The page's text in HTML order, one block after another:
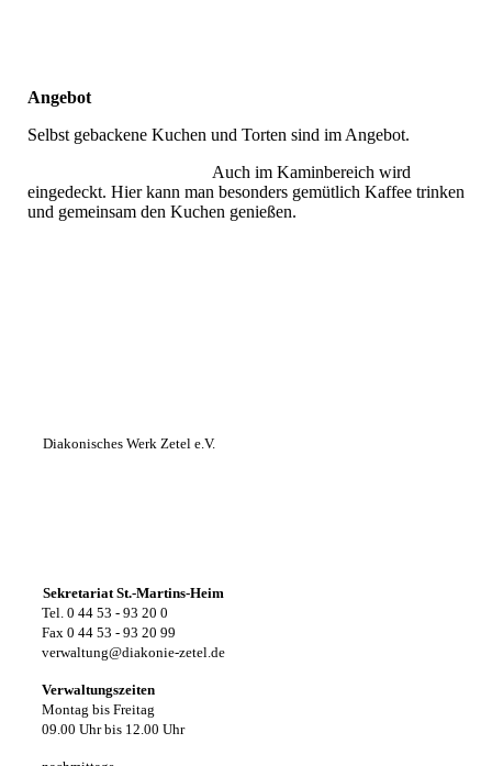
Angebot
Selbst gebackene Kuchen und Torten sind im Angebot.
Auch im Kaminbereich wird
eingedeckt. Hier kann man besonders gemütlich Kaffee trinken
und gemeinsam den Kuchen genießen.
Diakonisches Werk Zetel e.V.
Sekretariat St.-Martins-Heim
Tel. 0 44 53 - 93 20 0
Fax 0 44 53 - 93 20 99
verwaltung@diakonie-zetel.de
Verwaltungszeiten
Montag bis Freitag
09.00 Uhr bis 12.00 Uhr